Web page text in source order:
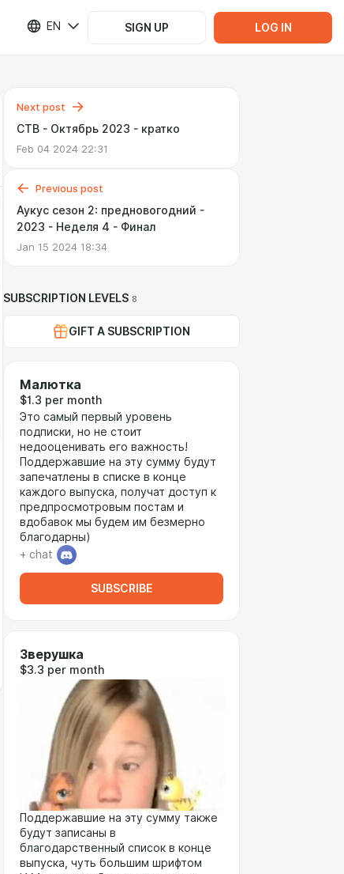
EN SIGN UP LOG IN
Next post
СТВ - Октябрь 2023 - кратко
Feb 04 2024 22:31
Previous post
Аукус сезон 2: предновогодний -
2023 - Неделя 4 - Финал
Jan 15 2024 18:34
SUBSCRIPTION LEVELS 8
GIFT A SUBSCRIPTION
Малютка
$1.3 per month
Это самый первый уровень
подписки, но не стоит
недооценивать его важность!
Поддержавшие на эту сумму будут
запечатлены в списке в конце
каждого выпуска, получат доступ к
предпросмотровым постам и
вдобавок мы будем им безмерно
благодарны)
+ chat
SUBSCRIBE
Зверушка
$3.3 per month
Поддержавшие на эту сумму также
будут записаны в
благодарственный список в конце
выпуска, чуть большим шрифтом